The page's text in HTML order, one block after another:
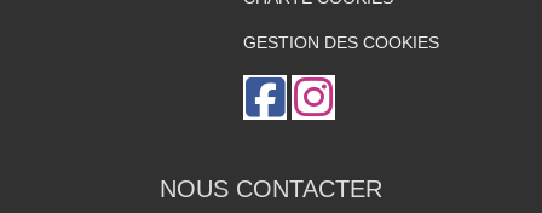
GESTION DES COOKIES
NOUS CONTACTER